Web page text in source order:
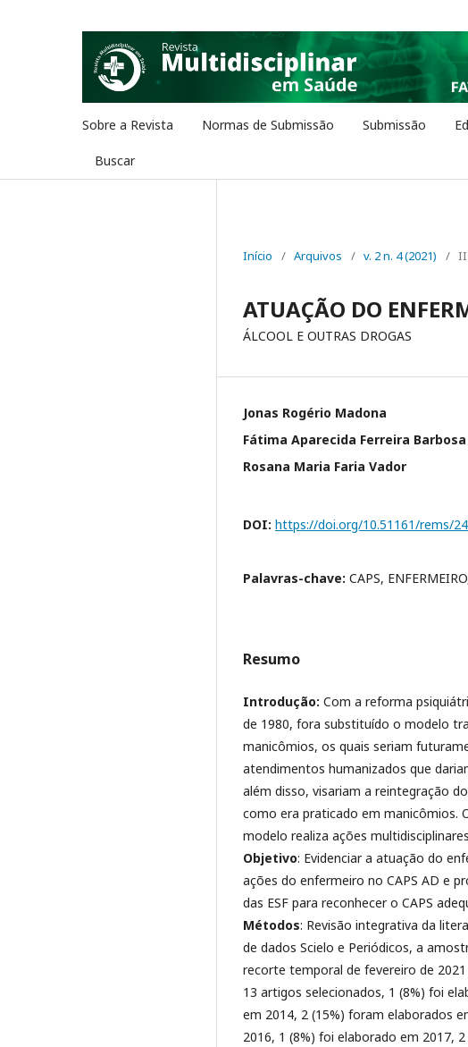
Sobre a Revista Normas de Submissão Submissão
Buscar
Início / Arquivos / v. 2 n. 4 (2021) / II
ATUAÇÃO DO
ÁLCOOL E OUTRAS DROGAS
Jonas Rogério Madona
Fátima Aparecida Ferreira Barbosa
Rosana Maria Faria Vador
DOI: https://doi.org/10.51161/rems/
Palavras-chave: CAPS,
Resumo
Introdução: Com a reforma
de 1980, fora substituído o modelo
manicômios, os quais seriam
atendimentos humanizados que
além disso, visariam a reintegração
como era praticado em manicômios.
modelo realiza ações
Objetivo: Evidenciar a atuação do
ações do enfermeiro no CAPS AD e
das ESF para reconhecer o CAPS
Métodos: Revisão integrativa da
de dados Scielo e Periódicos, a
recorte temporal de fevereiro de
13 artigos selecionados, 1 (8%) foi
em 2014, 2 (15%) foram elaborados
2016, 1 (8%) foi elaborado em 2017,